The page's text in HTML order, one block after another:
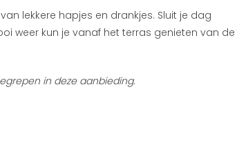
lekkere hapjes en drankjes. Sluit je dag
weer kun je vanaf het terras genieten van de
in deze aanbieding.